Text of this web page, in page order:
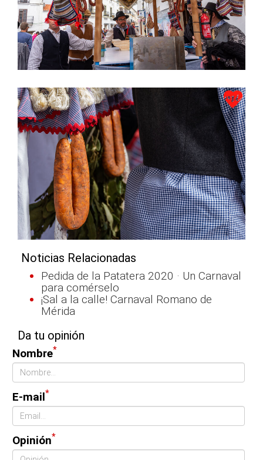
Noticias Relacionadas
Pedida de la Patatera 2020 · Un Carnaval
para comérselo
¡Sal a la calle! Carnaval Romano de
Mérida
Da tu opinión
Nombre*
E-mail*
Opinión*